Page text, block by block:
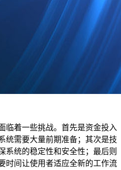
临着一些挑战。首先是资金投入
统需要大量前期准备；其次是技
系统的稳定性和安全性；最后则
时间让使用者适应全新的工作流